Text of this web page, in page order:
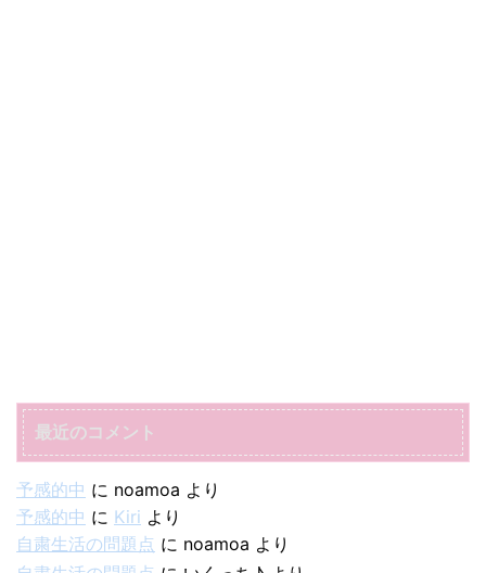
最近のコメント
予感的中 に noamoa より
予感的中 に Kiri より
自粛生活の問題点 に noamoa より